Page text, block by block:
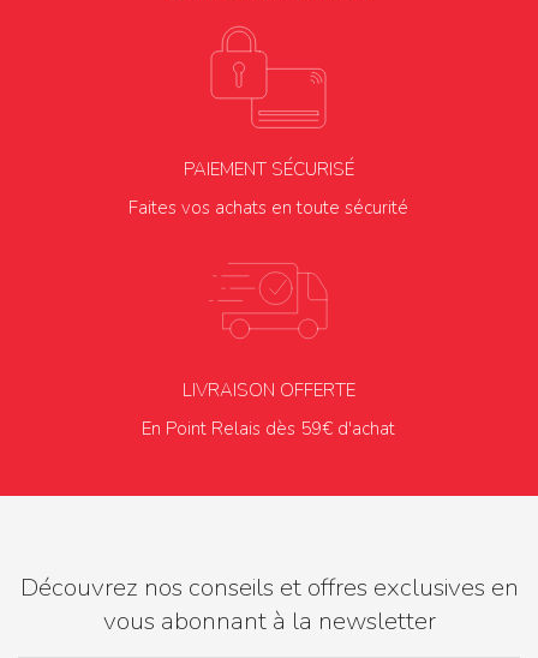
PAIEMENT SÉCURISÉ
Faites vos achats en toute sécurité
LIVRAISON OFFERTE
En Point Relais dès 59€ d'achat
Découvrez nos conseils et offres exclusives en
vous abonnant à la newsletter